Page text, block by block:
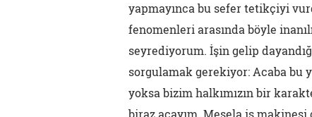
yapmayınca bu sefer tetikçiyi
fenomenleri arasında böyle
seyrediyorum. İşin gelip
sorgulamak gerekiyor: Acaba bu
yoksa bizim halkımızın bir
biraz açayım. Mesela iş makinesi